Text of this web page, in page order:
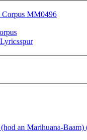
MM0496
Lyricsspur